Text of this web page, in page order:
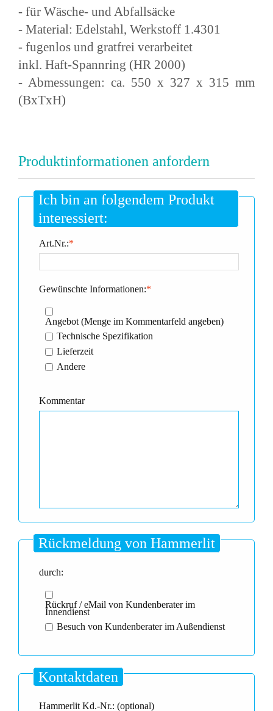
- für Wäsche- und Abfallsäcke
- Material: Edelstahl, Werkstoff 1.4301
- fugenlos und gratfrei verarbeitet
inkl. Haft-Spannring (HR 2000)
- Abmessungen: ca. 550 x 327 x 315 mm
(BxTxH)
Produktinformationen anfordern
Ich bin an folgendem Produkt
interessiert:
*
Art.Nr.:
*
Gewünschte Informationen:
Angebot (Menge im Kommentarfeld angeben)
Technische Spezifikation
Lieferzeit
Andere
Kommentar
Rückmeldung von Hammerlit
durch:
Rückruf / eMail von Kundenberater im
Innendienst
Besuch von Kundenberater im Außendienst
Kontaktdaten
Hammerlit Kd.-Nr.: (optional)